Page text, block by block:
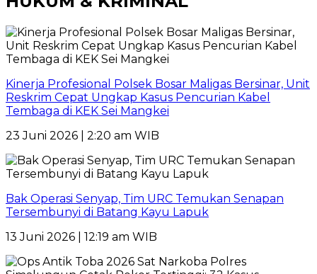
Kinerja Profesional Polsek Bosar Maligas Bersinar, Unit
Reskrim Cepat Ungkap Kasus Pencurian Kabel
Tembaga di KEK Sei Mangkei
23 Juni 2026 | 2:20 am WIB
Bak Operasi Senyap, Tim URC Temukan Senapan
Tersembunyi di Batang Kayu Lapuk
13 Juni 2026 | 12:19 am WIB